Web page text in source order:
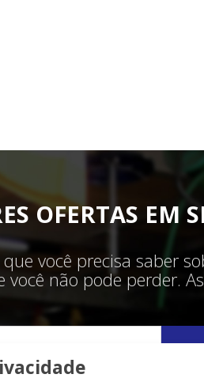
OFERTAS EM
você precisa saber
não pode perder.